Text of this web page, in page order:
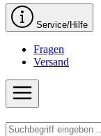
Service/Hilfe
Fragen
Versand